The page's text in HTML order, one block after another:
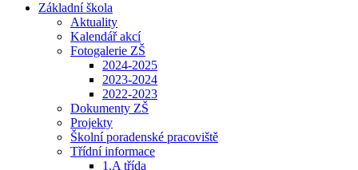
Základní škola
Aktuality
Kalendář akcí
Fotogalerie ZŠ
2024-2025
2023-2024
2022-2023
Dokumenty ZŠ
Projekty
Školní poradenské pracoviště
Třídní informace
1.A třída